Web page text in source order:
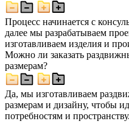
Процесс начинается с
далее мы разрабатываем
изготавливаем изделия и
Можно ли заказать
размерам?
Да, мы изготавливаем
размерам и дизайну, чтобы
потребностям и пространству.